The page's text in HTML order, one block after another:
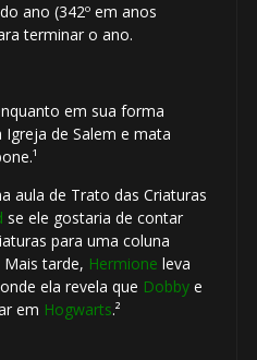
ano (342º em anos
terminar o ano.
em sua forma
Igreja de Salem e mata
aula de Trato das Criaturas
se ele gostaria de contar
para uma coluna
Mais tarde, Hermione leva
ela revela que Dobbye
em Hogwarts.²